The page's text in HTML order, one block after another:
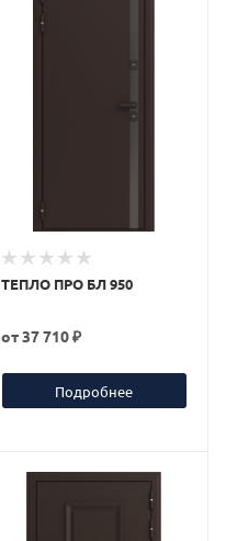
ТЕПЛО ПРО БЛ 950
от37 710 ₽
Подробнее